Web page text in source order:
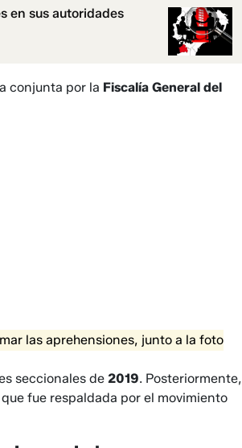
en sus autoridades
conjunta por la Fiscalía General del
las aprehensiones, junto a la foto
seccionales de 2019. Posteriormente,
fue respaldada por el movimiento